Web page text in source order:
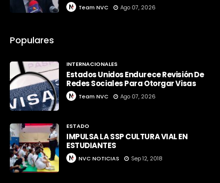
Team NVC Ago 07, 2026
Populares
INTERNACIONALES
Estados Unidos Endurece Revisión De
Redes Sociales Para Otorgar Visas
Team NVC Ago 07, 2026
ESTADO
IMPULSA LA SSP CULTURA VIAL EN
ESTUDIANTES
NVC NOTICIAS Sep 12, 2018